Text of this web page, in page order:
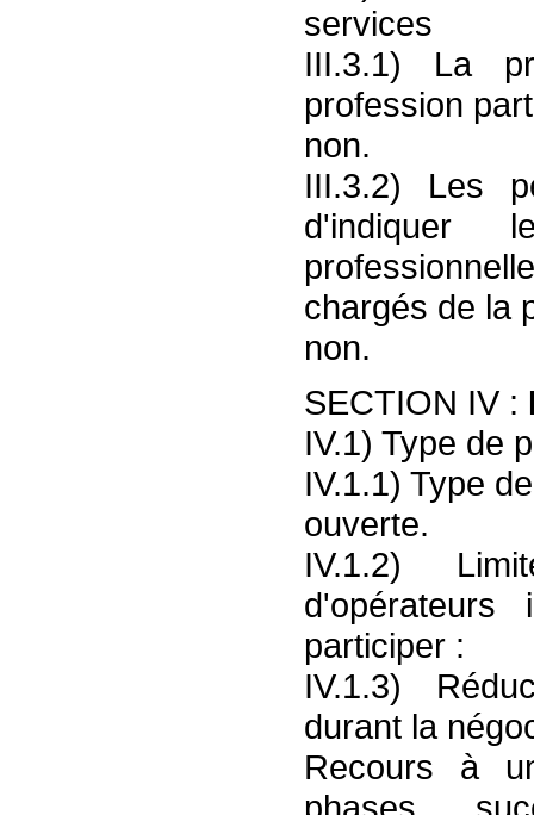
services
III.3.1) La
profession
non.
III.3.2) Les
d'indiquer
chargés de la
non.
SECTION IV :
IV.1) Type de
IV.1.1) Type
ouverte.
IV.1.2)
participer :
IV.1.3)
durant la
Recours à